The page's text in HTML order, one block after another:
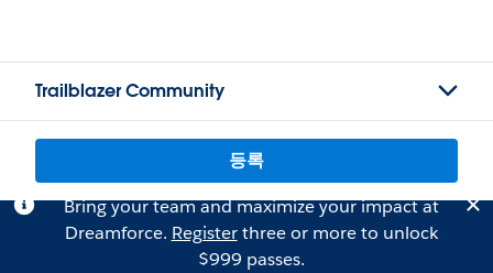
Trailblazer Community
등록
Bring your team and maximize your impact at
Dreamforce. Registerthree or more to unlock
$999 passes.